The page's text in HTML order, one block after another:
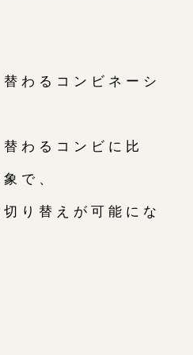
わるコンビネーシ
わるコンビに比
で、
り替えが可能にな